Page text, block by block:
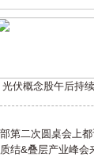
光伏概念股午后持续
第二次圆桌会上都
结&叠层产业峰会